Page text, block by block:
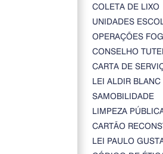
COLETA DE LIXO
UNIDADES
OPERAÇÕES
CONSELHO
CARTA DE
LEI ALDIR
SAMOBILIDADE
LIMPEZA
CARTÃO
LEI PAULO